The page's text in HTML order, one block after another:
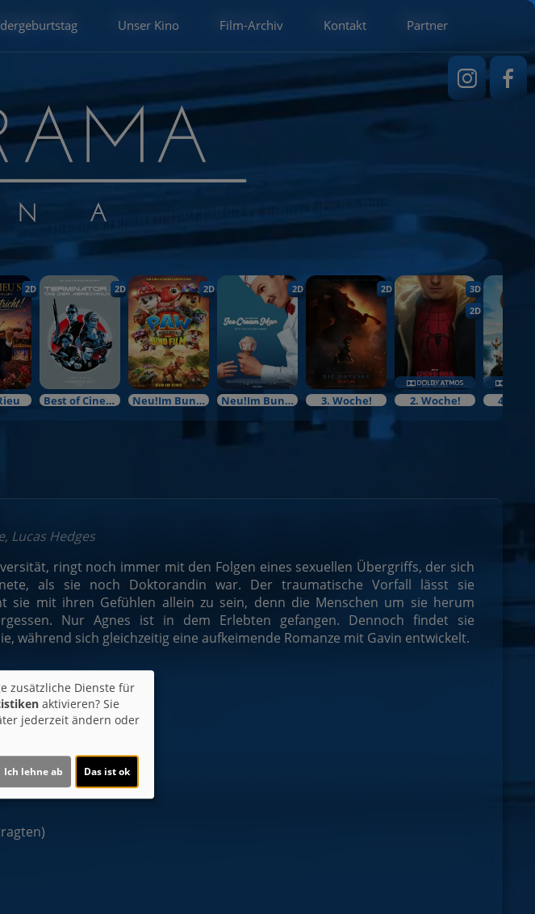
Unser Kino Film-Archiv Kontakt Partner
2D 2D
Best of Cinema
2D
Neu!Im Bundesstart
2D
Neu!Im Bundesstart
2D
3. Woche!
3D
2D
2. Woche! 4.
Lucas Hedges
ringt noch immer mit den Folgen eines sexuellen Übergriffs, der sich
als sie noch Doktorandin war. Der traumatische Vorfall lässt sie
sie mit ihren Gefühlen allein zu sein, denn die Menschen um sie herum
Nur Agnes ist in dem Erlebten gefangen. Dennoch findet sie
während sich gleichzeitig eine aufkeimende Romanze mit Gavin entwickelt.
zusätzliche Dienste für
aktivieren? Sie
jederzeit ändern oder
Ich lehne ab Das ist ok